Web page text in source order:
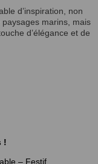
d’inspiration, non
marins, mais
d’élégance et de
!
– Festif